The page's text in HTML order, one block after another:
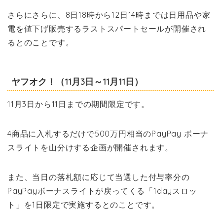
さらにさらに、8日18時から12日14時までは日用品や家
電を値下げ販売するラストスパートセールが開催され
るとのことです。
ヤフオク！（11月3日～11月11日）
11月3日から11日までの期間限定です。
4商品に入札するだけで500万円相当のPayPay ボーナ
スライトを山分けする企画が開催されます。
また、当日の落札額に応じて当選した付与率分の
PayPayボーナスライトが戻ってくる「1dayスロッ
ト」を1日限定で実施するとのことです。